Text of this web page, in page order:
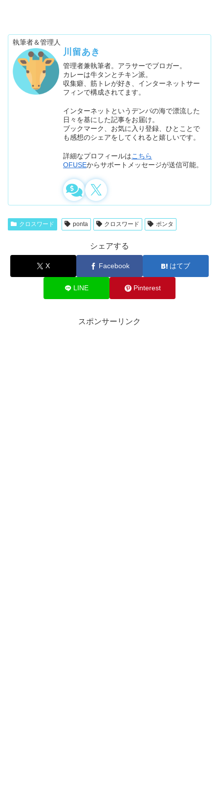
執筆者＆管理人
川留あき
管理者兼執筆者。アラサーでブロガー。
カレーは牛タンとチキン派。
収集癖、筋トレが好き、インターネットサー
フィンで構成されてます。
インターネットというデンパの海で漂流した
日々を基にした記事をお届け。
ブックマーク、お気に入り登録、ひとことで
も感想のシェアをしてくれると嬉しいです。
詳細なプロフィールはこちら
OFUSEからサポートメッセージが送信可能。
クロスワード ponta クロスワード ポンタ
シェアする
X Facebook はてブ
LINE Pinterest
スポンサーリンク